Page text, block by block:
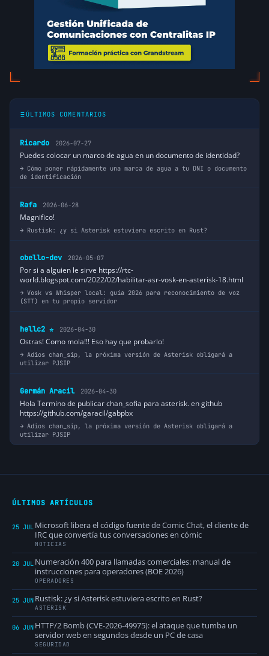
ÚLTIMOS COMENTARIOS
Ricardo 2026-07-27
Puedes colocar un marco de agua en un documento de identidad?
Cómo poner rápidamente una marca de agua a tu DNI o documento
de identificación
Rafa 2026-06-28
Magnifico!
Rustisk: ¿y si Asterisk estuviera escrito en Rust?
obello-dev 2026-05-07
Por si a alguien le sirve https://rtc-
world.blogspot.com/2022/02/habilitar-asr-vosk-en-asterisk-18.html
Vosk vs Whisper local: guía 2026 para reconocimiento de voz
(STT) en tu propio servidor
hellc2 ⭐ 2026-04-30
Ostras! Como mola!!! Eso hay que probarlo!
Adios chan_sip, la próxima versión de Asterisk obligará a
utilizar PJSIP
Germán Aracil 2026-04-30
Hola Termino de publicar chan_sofia para asterisk. en github
https://github.com/garacil/gabpbx
Adios chan_sip, la próxima versión de Asterisk obligará a
utilizar PJSIP
ÚLTIMOS ARTÍCULOS
25 JUL Microsoft libera el código fuente de Comic Chat, el cliente de
IRC que convertía tus conversaciones en cómic
NOTICIAS
20 JUL Numeración 400 para llamadas comerciales: manual de
instrucciones para operadores (BOE 2026)
OPERADORES
25 JUN Rustisk: ¿y si Asterisk estuviera escrito en Rust?
ASTERISK
06 JUN HTTP/2 Bomb (CVE-2026-49975): el ataque que tumba un
servidor web en segundos desde un PC de casa
SEGURIDAD